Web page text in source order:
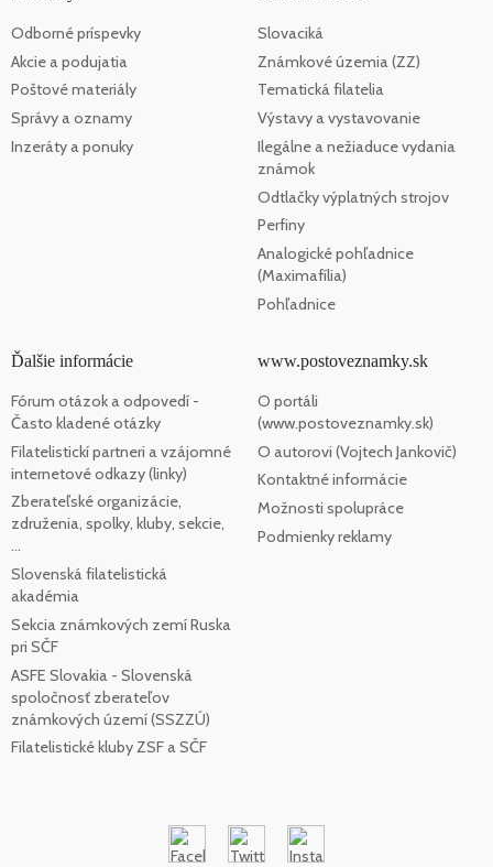
Odborné príspevky
Akcie a podujatia
Poštové materiály
Správy a oznamy
Inzeráty a ponuky
Slovaciká
Známkové územia (ZZ)
Tematická filatelia
Výstavy a vystavovanie
Ilegálne a nežiaduce vydania
známok
Odtlačky výplatných strojov
Perfiny
Analogické pohľadnice
(Maximafília)
Pohľadnice
Ďalšie informácie
Fórum otázok a odpovedí -
Často kladené otázky
Filatelistickí partneri a vzájomné
internetové odkazy (linky)
Zberateľské organizácie,
združenia, spolky, kluby, sekcie,
...
Slovenská filatelistická
akadémia
Sekcia známkových zemí Ruska
pri SČF
ASFE Slovakia - Slovenská
spoločnosť zberateľov
známkových území (SSZZÚ)
Filatelistické kluby ZSF a SČF
www.postoveznamky.sk
O portáli
(www.postoveznamky.sk)
O autorovi (Vojtech Jankovič)
Kontaktné informácie
Možnosti spolupráce
Podmienky reklamy